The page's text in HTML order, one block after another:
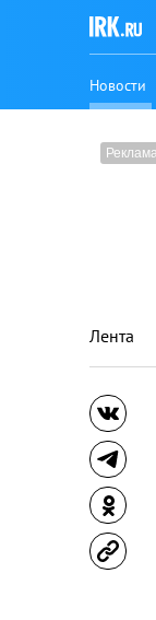
Новости
Лента